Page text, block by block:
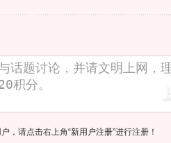
，请点击右上角“新用户注册”进行注册！